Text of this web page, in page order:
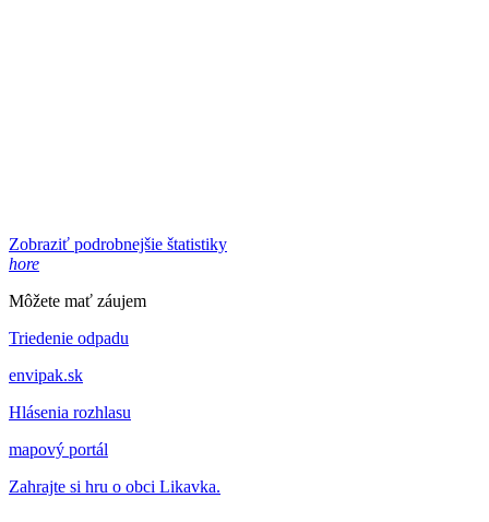
Zobraziť podrobnejšie štatistiky
hore
Môžete mať záujem
Triedenie odpadu
envipak.sk
Hlásenia rozhlasu
mapový portál
Zahrajte si hru o obci Likavka.